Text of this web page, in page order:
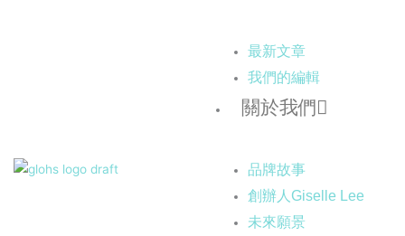
最新文章
我們的編輯
關於我們
品牌故事
創辦人Giselle Lee
未來願景